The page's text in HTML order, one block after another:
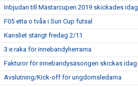
Inbjudan till Mästarcupen 2019 skickades idag
F05 etta o tvåa i Sun Cup futsal
Kansliet stängt fredag 2/11
3:e raka för innebandyherrarna
Fakturor för innebandysäsongen skickas idag
Avslutning/Kick-off för ungdomsledarna